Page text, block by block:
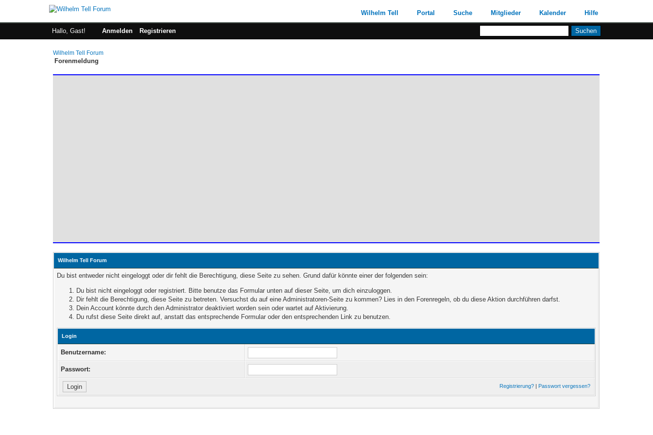
Wilhelm Tell Portal Suche Mitglieder Kalender Hilfe
Hallo, Gast! Anmelden Registrieren
Wilhelm Tell Forum
Forenmeldung
Wilhelm Tell Forum
Du bist entweder nicht eingeloggt oder dir fehlt die Berechtigung, diese Seite zu sehen. Grund dafür könnte einer der folgenden sein:
Du bist nicht eingeloggt oder registriert. Bitte benutze das Formular unten auf dieser Seite, um dich einzuloggen.
Dir fehlt die Berechtigung, diese Seite zu betreten. Versuchst du auf eine Administratoren-Seite zu kommen? Lies in den Forenregeln, ob du diese Aktion durchführen darfst.
Dein Account könnte durch den Administrator deaktiviert worden sein oder wartet auf Aktivierung.
Du rufst diese Seite direkt auf, anstatt das entsprechende Formular oder den entsprechenden Link zu benutzen.
Login
Benutzername:
Passwort:
Registrierung? | Passwort vergessen?